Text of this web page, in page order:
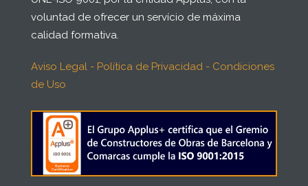
voluntad de ofrecer un servício de máxima
calidad formativa.
Aviso Legal - Política de Privacidad - Condiciones
de Uso